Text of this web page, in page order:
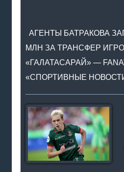
АГЕНТЫ БАТРАКОВА
МЛН ЗА ТРАНСФЕР
«ГАЛАТАСАРАЙ» —
«СПОРТИВНЫЕ